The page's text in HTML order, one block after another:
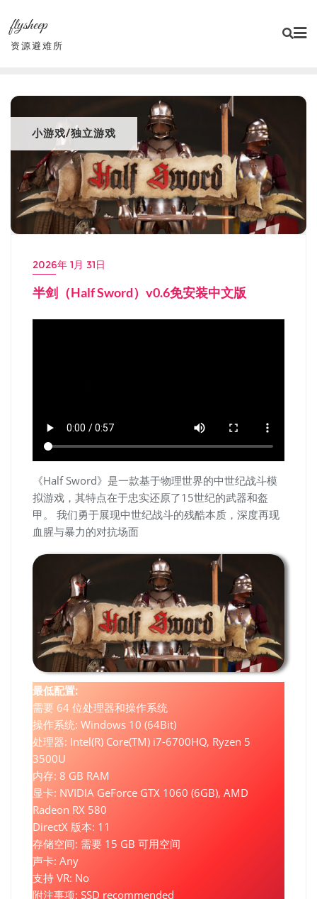
content
flysheep
资源避难所
小游戏/独立游戏
2026年 1月 31日
半剑（Half Sword）v0.6免安装中文版
《Half Sword》是一款基于物理世界的中世纪战斗模
拟游戏，其特点在于忠实还原了15世纪的武器和盔
甲。 我们勇于展现中世纪战斗的残酷本质，深度再现
血腥与暴力的对抗场面
最低配置:
需要 64 位处理器和操作系统
操作系统: Windows 10 (64Bit)
处理器: Intel(R) Core(TM) i7-6700HQ, Ryzen 5
3500U
内存: 8 GB RAM
显卡: NVIDIA GeForce GTX 1060 (6GB), AMD
Radeon RX 580
DirectX 版本: 11
存储空间: 需要 15 GB 可用空间
声卡: Any
支持 VR: No
附注事项: SSD recommended